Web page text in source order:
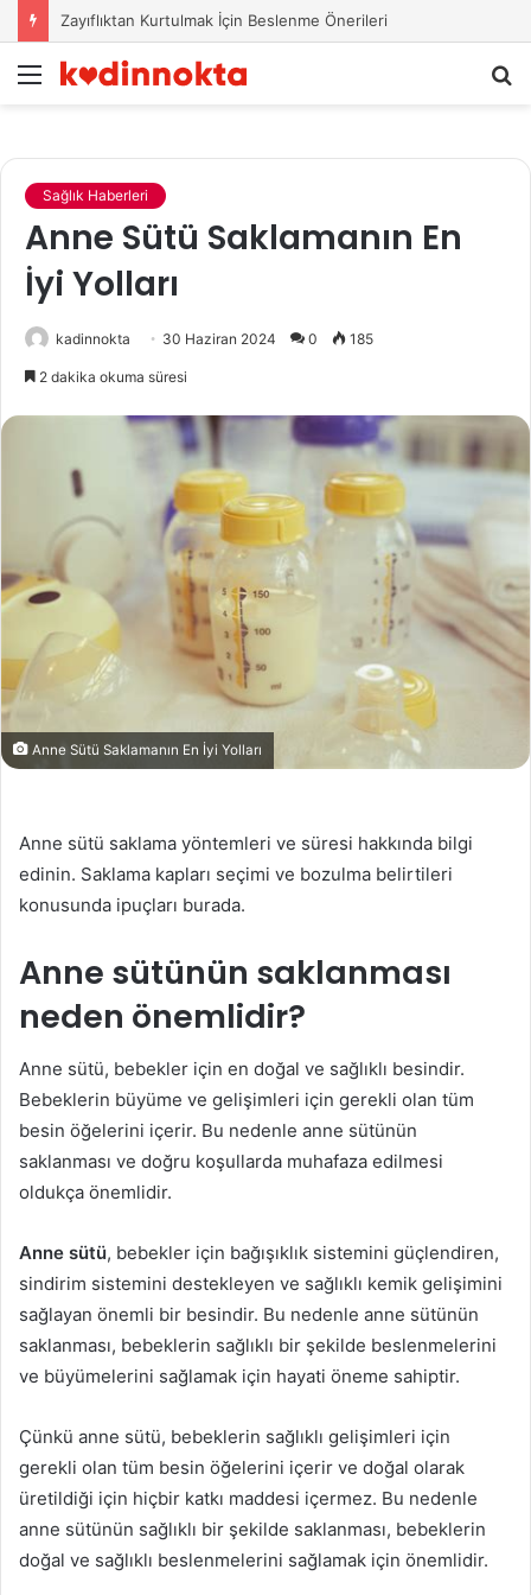
Zayıflıktan Kurtulmak İçin Beslenme Önerileri
Menü
Sağlık Haberleri
Anne Sütü Saklamanın En
İyi Yolları
kadinnokta 30 Haziran 2024 0 185
2 dakika okuma süresi
Anne Sütü Saklamanın En İyi Yolları
Anne sütü saklama yöntemleri ve süresi hakkında bilgi
edinin. Saklama kapları seçimi ve bozulma belirtileri
konusunda ipuçları burada.
Anne sütünün saklanması
neden önemlidir?
Anne sütü, bebekler için en doğal ve sağlıklı besindir.
Bebeklerin büyüme ve gelişimleri için gerekli olan tüm
besin öğelerini içerir. Bu nedenle anne sütünün
saklanması ve doğru koşullarda muhafaza edilmesi
oldukça önemlidir.
Anne sütü, bebekler için bağışıklık sistemini güçlendiren,
sindirim sistemini destekleyen ve sağlıklı kemik gelişimini
sağlayan önemli bir besindir. Bu nedenle anne sütünün
saklanması, bebeklerin sağlıklı bir şekilde beslenmelerini
ve büyümelerini sağlamak için hayati öneme sahiptir.
Çünkü anne sütü, bebeklerin sağlıklı gelişimleri için
gerekli olan tüm besin öğelerini içerir ve doğal olarak
üretildiği için hiçbir katkı maddesi içermez. Bu nedenle
anne sütünün sağlıklı bir şekilde saklanması, bebeklerin
doğal ve sağlıklı beslenmelerini sağlamak için önemlidir.